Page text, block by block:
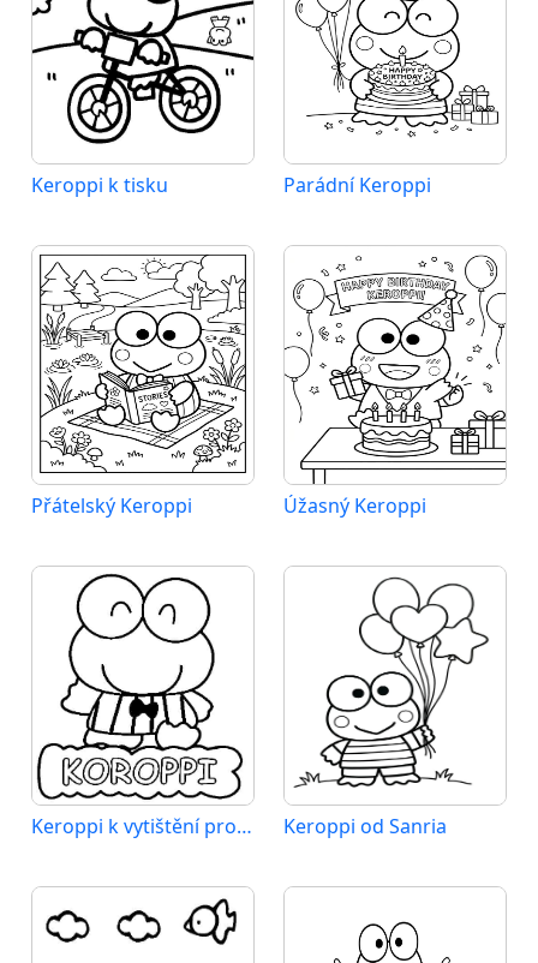
Keroppi k tisku Parádní Keroppi
Přátelský Keroppi Úžasný Keroppi
Keroppi k vytištění pro děti Keroppi od Sanria